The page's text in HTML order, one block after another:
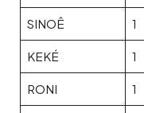
SINOÊ 1
KEKÉ 1
RONI 1